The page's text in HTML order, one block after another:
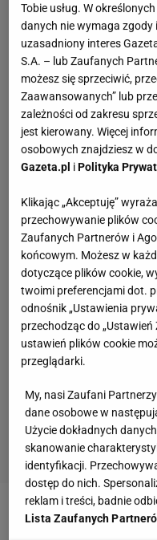
Zobacz wideo
Tobie usług. W
danych nie wymaga zgody
uzasadniony interes
S.A. – lub Zaufanych
możesz się sprzeciwić,
Zaawansowanych” lub
zależności od zakresu
jest kierowany. Więcej
osobowych znajdziesz w
Gazeta.pl iPolityka
Klikając „Akceptuję”
przechowywanie plików
Zaufanych Partnerów i
końcowym. Możesz w
dotyczące plików cookie,
twoimi preferencjami dot.
odnośnik „Ustawienia
przechodząc do
ustawień plików cookie
przeglądarki.
My, nasi Zaufani
dane osobowe w
Użycie dokładnych
skanowanie
identyfikacji.
dostęp do nich.
reklam i treści, badnie
Lista Zaufanych